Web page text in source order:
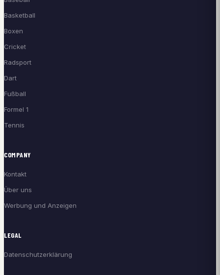
Basketball
Boxen
Cricket
Radsport
Dart
Fußball
Formel 1
Tennis
COMPANY
Kontakt
Über uns
Werbung und Anzeigen
LEGAL
Datenschutzerklärung